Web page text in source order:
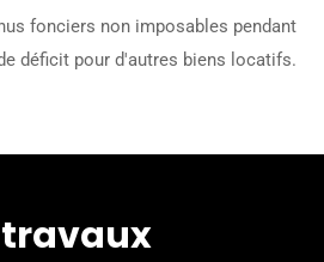
fonciers non imposables pendant
déficit pour d'autres biens locatifs.